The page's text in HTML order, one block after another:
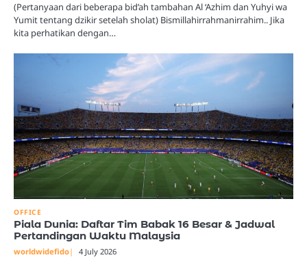
(Pertanyaan dari beberapa bid’ah tambahan Al ‘Azhim dan Yuhyi wa
Yumit tentang dzikir setelah sholat) Bismillahirrahmanirrahim.. Jika
kita perhatikan dengan…
OFFICE
Piala Dunia: Daftar Tim Babak 16 Besar & Jadwal
Pertandingan Waktu Malaysia
worldwidefido 4 July 2026